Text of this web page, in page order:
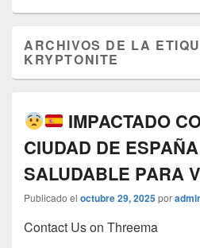
ARCHIVOS DE LA
KRYPTONITE
IMPACTADO
CIUDAD DE
SALUDABLE PARA
Publicado el octubre 29, 2025por
Contact Us on Threema